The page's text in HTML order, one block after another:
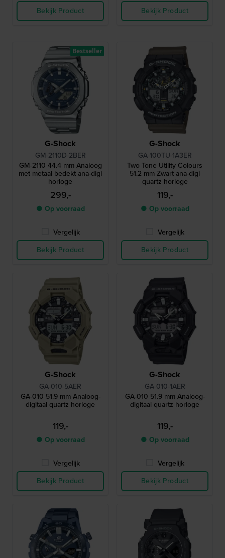
Bekijk Product Bekijk Product
G-Shock
GM-2110D-2BER
GM-2110 44.4 mm Analoog
met metaal bedekt ana-digi
horloge
299,-
● Op voorraad
Vergelijk
Bekijk Product
Bestseller
G-Shock
GA-100TU-1A3ER
Two Tone Utility Colours
51.2 mm Zwart ana-digi
quartz horloge
119,-
● Op voorraad
Vergelijk
Bekijk Product
G-Shock
GA-010-5AER
GA-010 51.9 mm Analoog-
digitaal quartz horloge
119,-
● Op voorraad
Vergelijk
Bekijk Product
G-Shock
GA-010-1AER
GA-010 51.9 mm Analoog-
digitaal quartz horloge
119,-
● Op voorraad
Vergelijk
Bekijk Product